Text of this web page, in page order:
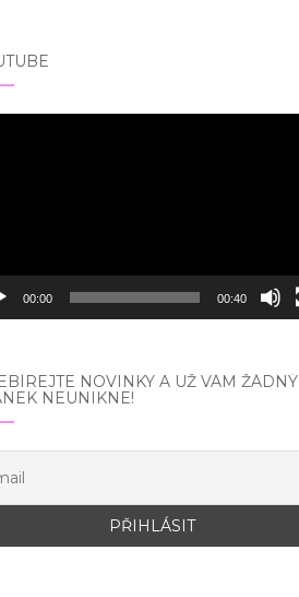
00:00 00:40
NOVINKY A UŽ VÁM ŽÁDNÝ
NEUNIKNE!